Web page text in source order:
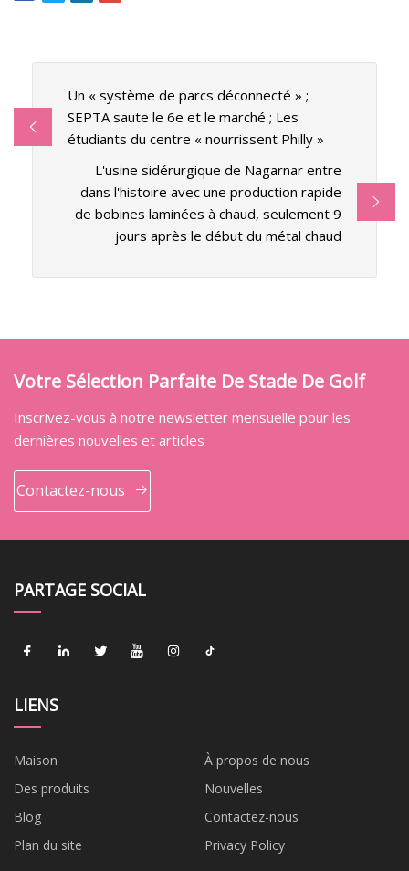
Un « système de parcs déconnecté » ;
SEPTA saute le 6e et le marché ; Les
étudiants du centre « nourrissent Philly »
L'usine sidérurgique de Nagarnar entre
dans l'histoire avec une production rapide
de bobines laminées à chaud, seulement 9
jours après le début du métal chaud
Votre Sélection Parfaite De Stade De Golf
Inscrivez-vous à notre newsletter mensuelle pour les
dernières nouvelles et articles
Contactez-nous
PARTAGE SOCIAL
LIENS
Maison
À propos de nous
Des produits
Nouvelles
Blog
Contactez-nous
Plan du site
Privacy Policy